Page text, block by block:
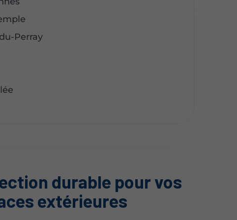
Perray
durable pour vos
extérieures